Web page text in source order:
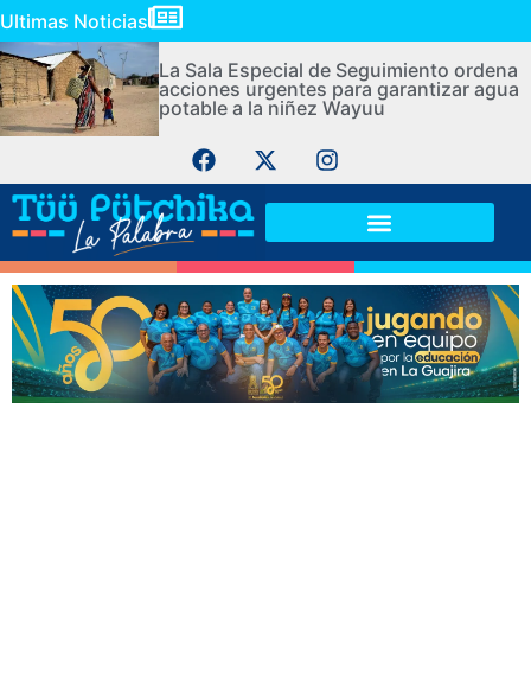
Ultimas Noticias
La Sala Especial de Seguimiento ordena
acciones urgentes para garantizar agua
potable a la niñez Wayuu